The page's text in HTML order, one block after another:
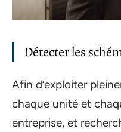
Détecter les
Afin d’exploiter
chaque unité et
entreprise, et